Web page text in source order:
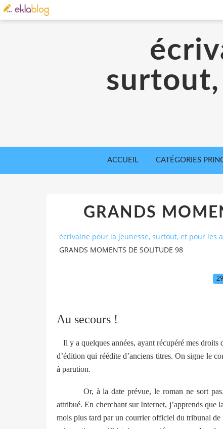
surtout,
ACCUEIL CATÉGORIES
GRANDS
écrivaine pour la jeunesse, surtout, et pour les
GRANDS MOMENTS DE SOLITUDE 98
Au secours !
Il y a quelques années, ayant récupéré mes
d’édition qui réédite d’anciens titres. On signe le
à parution.
Or, à la date prévue, le roman ne sort
attribué. En cherchant sur Internet, j’apprends
mois plus tard par un courrier officiel du tribunal de